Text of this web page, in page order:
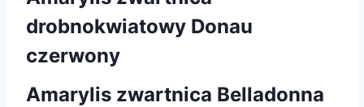
drobnokwiatowy Donau
czerwony
Amarylis zwartnica Belladonna